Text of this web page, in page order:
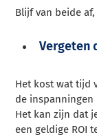
Blijf van beide
Vergeten
Het kost wat tijd
de inspanningen
Het kan zijn dat
een geldige ROI